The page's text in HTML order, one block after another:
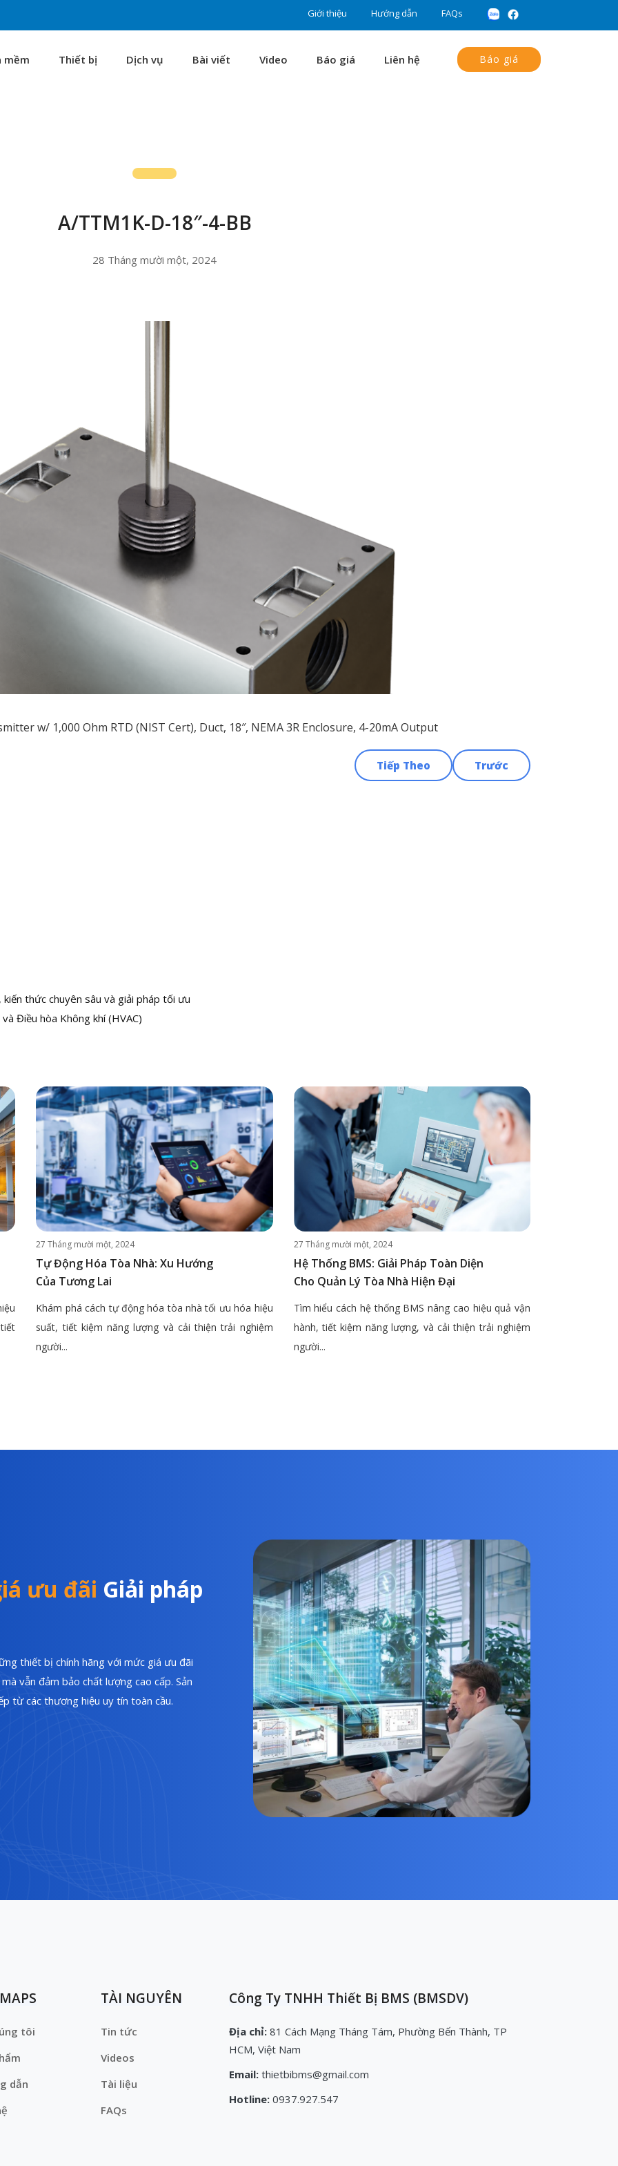
Giới thiệu Hướng dẫn FAQs
mềm Thiết bị Dịch vụ Bài viết Video Báo giá Liên hệ Báo giá
A/TTM1K-D-18″-4-BB
28 Tháng mười một, 2024
w/ 1,000 Ohm RTD (NIST Cert), Duct, 18″, NEMA 3R Enclosure, 4-20mA Output
Trước
Tiếp Theo
thức chuyên sâu và giải pháp tối ưu
Điều hòa Không khí (HVAC)
27 Tháng mười một, 2024
Tự Động Hóa Tòa Nhà: Xu Hướng
Của Tương Lai
Khám phá cách tự động hóa tòa nhà tối ưu hóa hiệu
suất, tiết kiệm năng lượng và cải thiện trải nghiệm
người...
27 Tháng mười một, 2024
Hệ Thống BMS: Giải Pháp Toàn Diện
Cho Quản Lý Tòa Nhà Hiện Đại
Tìm hiểu cách hệ thống BMS nâng cao hiệu quả vận
hành, tiết kiệm năng lượng, và cải thiện trải nghiệm
người...
ưu đãi Giải pháp
thiết bị chính hãng với mức giá ưu đãi
vẫn đảm bảo chất lượng cao cấp. Sản
từ các thương hiệu uy tín toàn cầu.
tôi
dẫn
TÀI NGUYÊN
Tin tức
Videos
Tài liệu
FAQs
Công Ty TNHH Thiết Bị BMS (BMSDV)
Địa chỉ: 81 Cách Mạng Tháng Tám, Phường Bến Thành, TP
HCM, Việt Nam
Email: thietbibms@gmail.com
Hotline: 0937.927.547